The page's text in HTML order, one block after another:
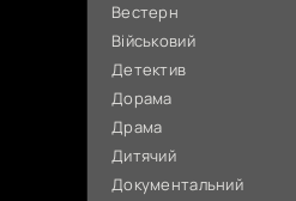
Вестерн
Військовий
Детектив
Дорама
Драма
Дитячий
Документальний